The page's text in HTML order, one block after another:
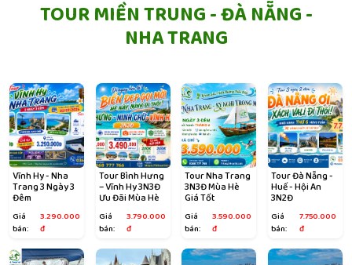
TOUR MIỀN TRUNG - ĐÀ NẴNG -
NHA TRANG
Vĩnh Hy - Nha
Trang 3 Ngày 3
Đêm
Giá
bán:
3.290.000
đ
Tour Bình Hưng
– Vĩnh Hy 3N3Đ
Ưu Đãi Mùa Hè
Giá
bán:
3.790.000
đ
Tour Nha Trang
3N3Đ Mùa Hè
Giá Tốt
Giá
bán:
3.590.000
đ
Tour Đà Nẵng -
Huế - Hội An
3N2Đ
Giá
bán:
7.750.000
đ